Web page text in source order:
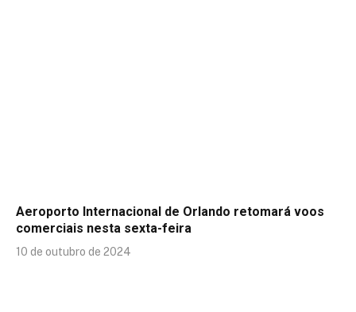
Aeroporto Internacional de Orlando retomará voos
comerciais nesta sexta-feira
10 de outubro de 2024